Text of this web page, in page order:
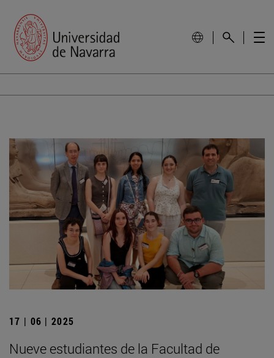
17 | 06 | 2025
Nueve estudiantes de la Facultad de